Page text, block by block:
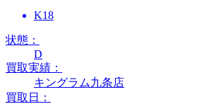
K18
状態：
D
買取実績：
キングラム九条店
買取日：